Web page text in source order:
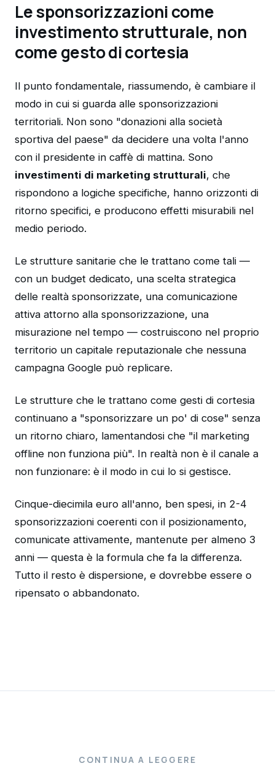
Le sponsorizzazioni come
investimento strutturale, non
come gesto di cortesia
Il punto fondamentale, riassumendo, è cambiare il
modo in cui si guarda alle sponsorizzazioni
territoriali. Non sono "donazioni alla società
sportiva del paese" da decidere una volta l'anno
con il presidente in caffè di mattina. Sono
investimenti di marketing strutturali, che
rispondono a logiche specifiche, hanno orizzonti di
ritorno specifici, e producono effetti misurabili nel
medio periodo.
Le strutture sanitarie che le trattano come tali —
con un budget dedicato, una scelta strategica
delle realtà sponsorizzate, una comunicazione
attiva attorno alla sponsorizzazione, una
misurazione nel tempo — costruiscono nel proprio
territorio un capitale reputazionale che nessuna
campagna Google può replicare.
Le strutture che le trattano come gesti di cortesia
continuano a "sponsorizzare un po' di cose" senza
un ritorno chiaro, lamentandosi che "il marketing
offline non funziona più". In realtà non è il canale a
non funzionare: è il modo in cui lo si gestisce.
Cinque-diecimila euro all'anno, ben spesi, in 2-4
sponsorizzazioni coerenti con il posizionamento,
comunicate attivamente, mantenute per almeno 3
anni — questa è la formula che fa la differenza.
Tutto il resto è dispersione, e dovrebbe essere o
ripensato o abbandonato.
CONTINUA A LEGGERE